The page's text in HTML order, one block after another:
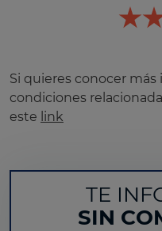
Si quieres conocer
condiciones
este link
TE
SIN